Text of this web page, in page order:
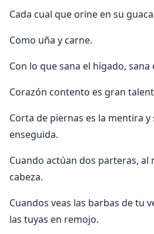
Cada cual que orine en su
Como uña y carne.
Con lo que sana el hí­gado, sana
Corazón contento es gran
Corta de piernas es la mentira y
enseguida.
Cuando actúan dos parteras, al
cabeza.
Cuandos veas las barbas de tu
las tuyas en remojo.